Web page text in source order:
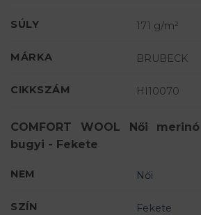
SÚLY 171 g/m²
MÁRKA BRUBECK
CIKKSZÁM HI10070
COMFORT WOOL Női
bugyi - Fekete
NEM Női
SZÍN Fekete